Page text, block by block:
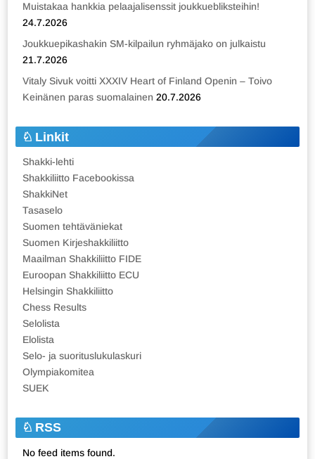
Muistakaa hankkia pelaajalisenssit joukkuebliksteihin!
24.7.2026
Joukkuepikashakin SM-kilpailun ryhmäjako on julkaistu
21.7.2026
Vitaly Sivuk voitti XXXIV Heart of Finland Openin – Toivo
Keinänen paras suomalainen 20.7.2026
Linkit
Shakki-lehti
Shakkiliitto Facebookissa
ShakkiNet
Tasaselo
Suomen tehtäväniekat
Suomen Kirjeshakkiliitto
Maailman Shakkiliitto FIDE
Euroopan Shakkiliitto ECU
Helsingin Shakkiliitto
Chess Results
Selolista
Elolista
Selo- ja suorituslukulaskuri
Olympiakomitea
SUEK
RSS
No feed items found.